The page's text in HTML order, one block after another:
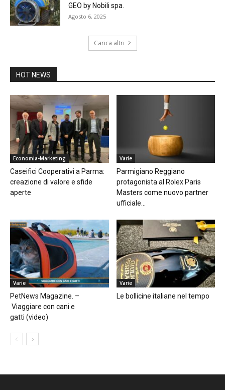
GEO by Nobili spa.
Agosto 6, 2025
Carica altri
HOT NEWS
Economia-Marketing
Caseifici Cooperativi a Parma:
creazione di valore e sfide
aperte
Varie
Parmigiano Reggiano
protagonista al Rolex Paris
Masters come nuovo partner
ufficiale...
Varie
PetNews Magazine. –
Viaggiare con cani e
gatti (video)
Varie
Le bollicine italiane nel tempo